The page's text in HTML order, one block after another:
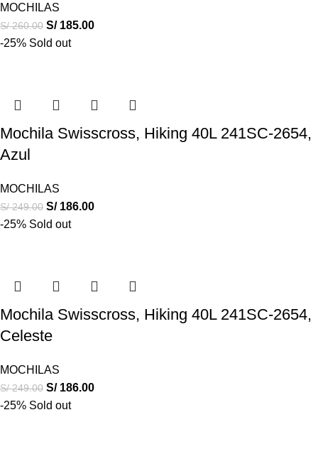
MOCHILAS
S/260.00 S/185.00
-25% Sold out
Mochila Swisscross, Hiking 40L 241SC-2654,
Azul
MOCHILAS
S/249.00 S/186.00
-25% Sold out
Mochila Swisscross, Hiking 40L 241SC-2654,
Celeste
MOCHILAS
S/249.00 S/186.00
-25% Sold out